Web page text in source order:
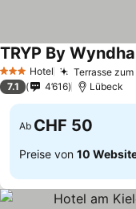
3 SterneHotel Terrasse
TRYP By
7.1 4’616 Lübeck
Ab CHF 50
Preise von 10